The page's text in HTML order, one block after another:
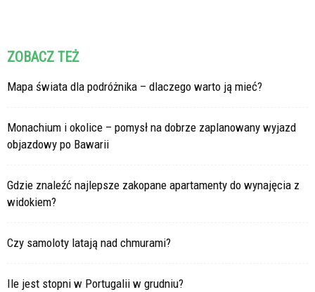
ZOBACZ TEŻ
Mapa świata dla podróżnika – dlaczego warto ją mieć?
Monachium i okolice – pomysł na dobrze zaplanowany wyjazd
objazdowy po Bawarii
Gdzie znaleźć najlepsze zakopane apartamenty do wynajęcia z
widokiem?
Czy samoloty latają nad chmurami?
Ile jest stopni w Portugalii w grudniu?